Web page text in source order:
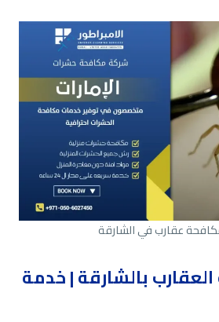
عقارب في الشارقة
بالشارقة | خدمة